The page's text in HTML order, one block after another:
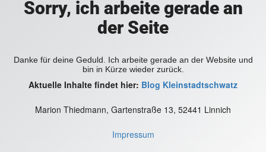
Sorry, ich arbeite gerade an
der Seite
Danke für deine Geduld. Ich arbeite gerade an der Website und
bin in Kürze wieder zurück.
Aktuelle Inhalte findet hier: Blog Kleinstadtschwatz
Marion Thiedmann, Gartenstraße 13, 52441 Linnich
Impressum